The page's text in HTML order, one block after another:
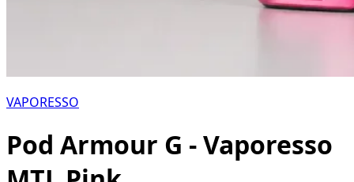
VAPORESSO
Pod Armour G - Vaporesso